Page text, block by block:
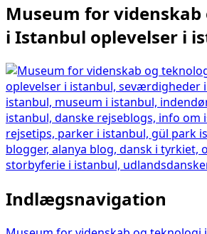
Museum for
i Istanbul oplevelser i
Indlægsnavigation